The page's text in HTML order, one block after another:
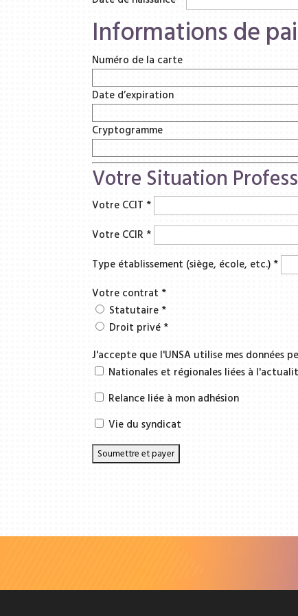
Informations de
Numéro de la carte
Date d’expiration
Cryptogramme
Votre Situation
Votre CCIT *
Votre CCIR *
Type établissement (siège, école, etc.) *
Votre contrat *
Statutaire*
Droit privé *
J'accepte que l'UNSA utilise mes données
Nationales et régionales liées à
Relance liée à mon adhésion
Vie du syndicat